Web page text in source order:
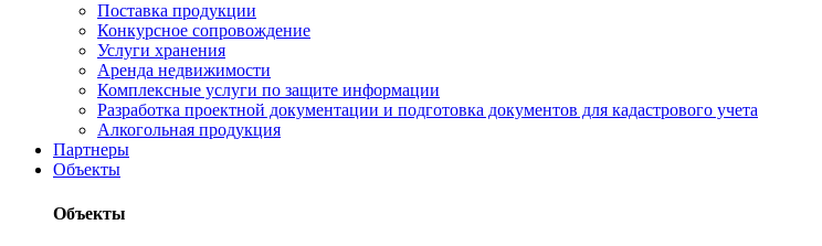
Поставка продукции
Конкурсное сопровождение
Услуги хранения
Аренда недвижимости
Комплексные услуги по защите информации
Разработка проектной документации и подготовка документов для кадастрового учета
Алкогольная продукция
Партнеры
Объекты
Объекты